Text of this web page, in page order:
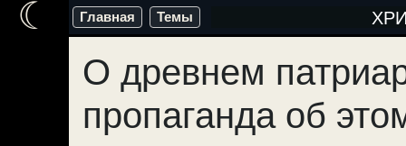
Перейти
содержимому
Главная Темы
О древнем
пропаганда об
☾